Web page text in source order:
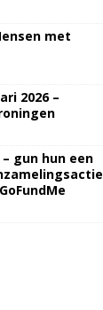
met
2026 –
gun hun een